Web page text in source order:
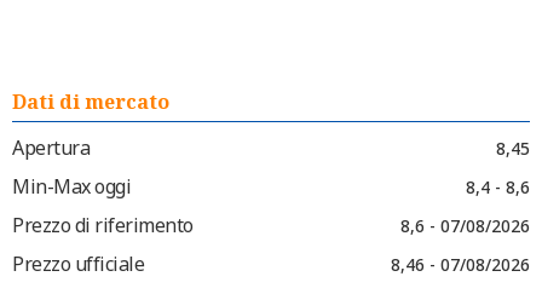
Dati di mercato
Apertura
8,45
Min-Max oggi 8,4 - 8,6
Prezzo di riferimento 8,6 - 07/08/2026
Prezzo ufficiale 8,46 - 07/08/2026